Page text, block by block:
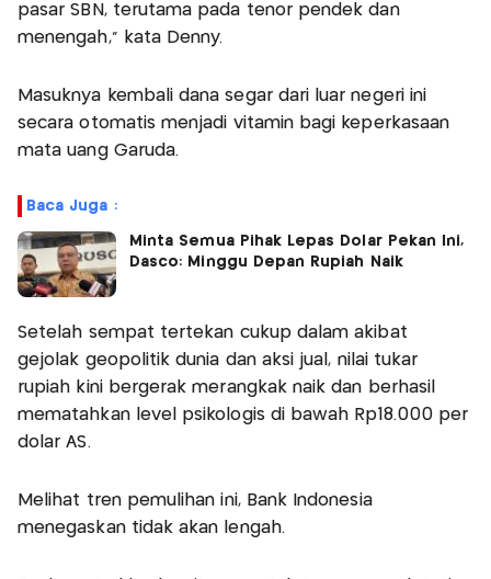
pasar SBN, terutama pada tenor pendek dan
menengah," kata Denny.
Masuknya kembali dana segar dari luar negeri ini
secara otomatis menjadi vitamin bagi keperkasaan
mata uang Garuda.
Baca Juga :
Minta Semua Pihak Lepas Dolar Pekan Ini,
Dasco: Minggu Depan Rupiah Naik
Setelah sempat tertekan cukup dalam akibat
gejolak geopolitik dunia dan aksi jual, nilai tukar
rupiah kini bergerak merangkak naik dan berhasil
mematahkan level psikologis di bawah Rp18.000 per
dolar AS.
Melihat tren pemulihan ini, Bank Indonesia
menegaskan tidak akan lengah.